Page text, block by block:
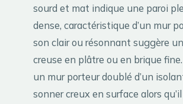
sourd et mat indique une paroi
dense, caractéristique d’un mur
son clair ou résonnant suggère
creuse en plâtre ou en brique
un mur porteur doublé d’un
sonner creux en surface alors